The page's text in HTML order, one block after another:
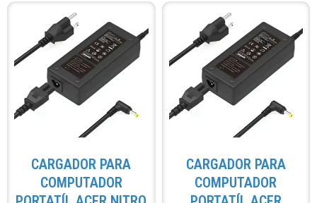
CARGADOR PARA
COMPUTADOR
CARGADOR PARA
COMPUTADOR